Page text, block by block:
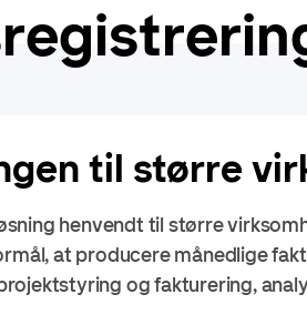
til større
henvendt til større
at producere månedlige
og fakturering,